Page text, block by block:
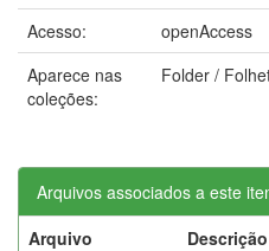
Acesso:
openAccess
Aparece nas
coleções:
Folder /
Arquivos associados a este
Arquivo
Descrição